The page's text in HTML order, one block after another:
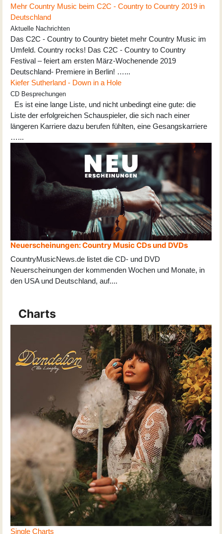
Mehr Country Music beim C2C - Country to Country 2019 in
Deutschland
Aktuelle Nachrichten
Das C2C - Country to Country bietet mehr Country Music im
Umfeld. Country rocks! Das C2C - Country to Country
Festival – feiert am ersten März-Wochenende 2019
Deutschland- Premiere in Berlin! …...
Kiefer Sutherland - Down in a Hole
CD Besprechungen
Es ist eine lange Liste, und nicht unbedingt eine gute: die
Liste der erfolgreichen Schauspieler, die sich nach einer
längeren Karriere dazu berufen fühlten, eine Gesangskarriere
…...
Neuerscheinungen: Country Music CDs und DVDs
CountryMusicNews.de listet die CD- und DVD
Neuerscheinungen der kommenden Wochen und Monate, in
den USA und Deutschland, auf....
Charts
Single Charts